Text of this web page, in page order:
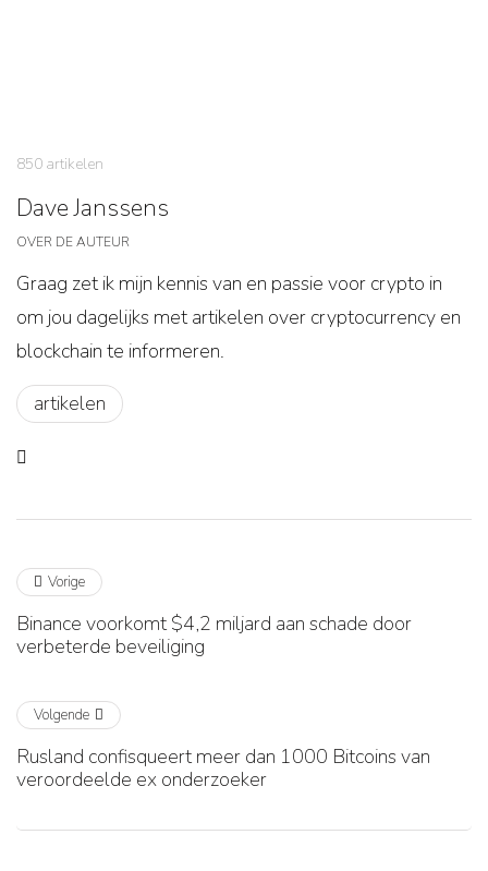
850 artikelen
Dave Janssens
OVER DE AUTEUR
Graag zet ik mijn kennis van en passie voor crypto in
om jou dagelijks met artikelen over cryptocurrency en
blockchain te informeren.
artikelen
Vorige
Binance voorkomt $4,2 miljard aan schade door
verbeterde beveiliging
Volgende
Rusland confisqueert meer dan 1000 Bitcoins van
veroordeelde ex onderzoeker